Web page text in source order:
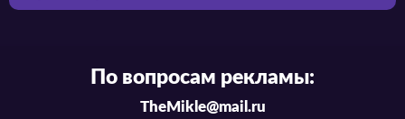
По вопросам рекламы:
TheMikle@mail.ru